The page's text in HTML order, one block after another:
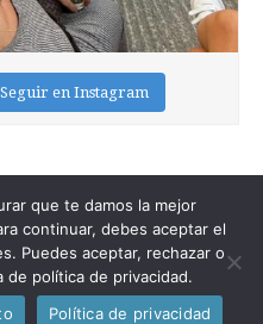
Seguir en Instagram
. All Rights Reserved.
bybavotasan.com.
que te damos la mejor
continuar, debes aceptar el
Puedes aceptar, rechazar o
de política de privacidad.
Política de privacidad